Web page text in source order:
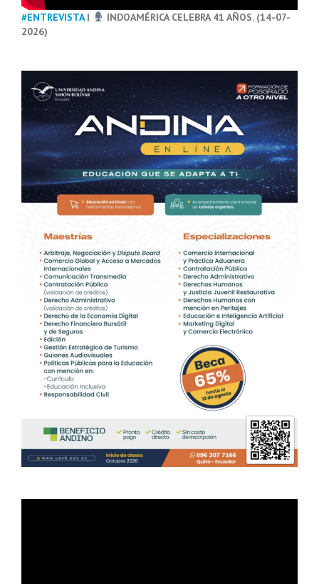
#ENTREVISTA|
INDOAMÉRICA CELEBRA 41 AÑOS. (14-07-
2026)